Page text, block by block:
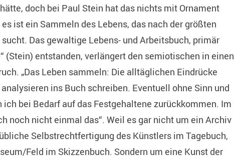
doch bei Paul Stein hat das nichts mit Ornament
ist ein Sammeln des Lebens, das nach der größten
Das gewaltige Lebens- und Arbeitsbuch, primär
(Stein) entstanden, verlängert den semiotischen in einen
„Das Leben sammeln: Die alltäglichen Eindrücke
ins Buch schreiben. Eventuell ohne Sinn und
bei Bedarf auf das Festgehaltene zurückkommen. Im
noch nicht einmal das“. Weil es gar nicht um ein Archiv
Selbstrechtfertigung des Künstlers im Tagebuch,
Feld im Skizzenbuch. Sondern um eine Kunst der